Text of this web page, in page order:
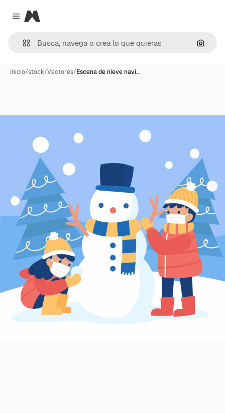
Close menu
Magnific
Inicio/stock/Vectores/Escena de nieve navi…